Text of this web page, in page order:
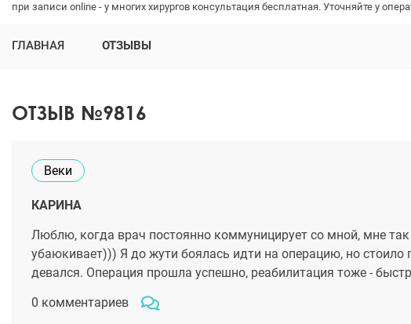
при записи online - у многих хирургов консультация бесплатная. Уточняйте у
ГЛАВНАЯ ОТЗЫВЫ
ОТЗЫВ №9816
Веки
КАРИНА
Люблю, когда врач постоянно коммуницирует со мной, мне
убаюкивает))) Я до жути боялась идти на операцию, но стоило
девался. Операция прошла успешно, реабилитация тоже -
0 комментариев